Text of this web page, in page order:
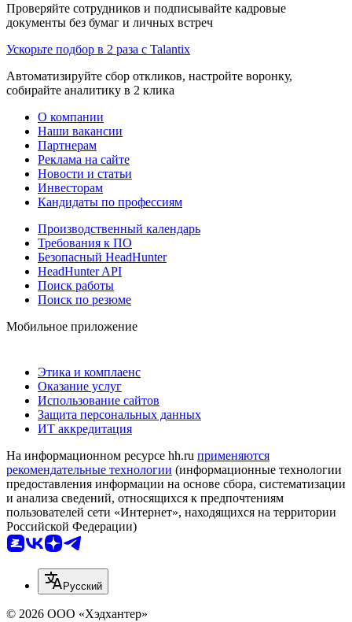
Проверяйте сотрудников и подписывайте кадровые
документы без бумаг и личных встреч
Ускорьте подбор в 2 раза с Talantix
Автоматизируйте сбор откликов, настройте воронку,
собирайте аналитику в 2 клика
О компании
Наши вакансии
Партнерам
Реклама на сайте
Новости и статьи
Инвесторам
Кандидаты по профессиям
Производственный календарь
Требования к ПО
Безопасный HeadHunter
HeadHunter API
Поиск работы
Поиск по резюме
Мобильное приложение
Этика и комплаенс
Оказание услуг
Использование сайтов
Защита персональных данных
ИТ аккредитация
На информационном ресурсе hh.ru применяются
рекомендательные технологии (информационные технологии
предоставления информации на основе сбора, систематизации
и анализа сведений, относящихся к предпочтениям
пользователей сети «Интернет», находящихся на территории
Российской Федерации)
Русский
© 2026 ООО «Хэдхантер»